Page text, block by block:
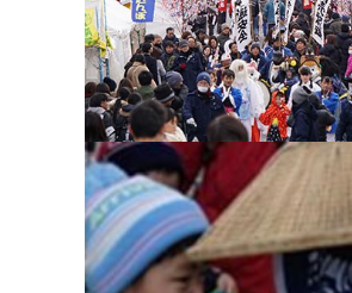
大館アメッコ市鳥居